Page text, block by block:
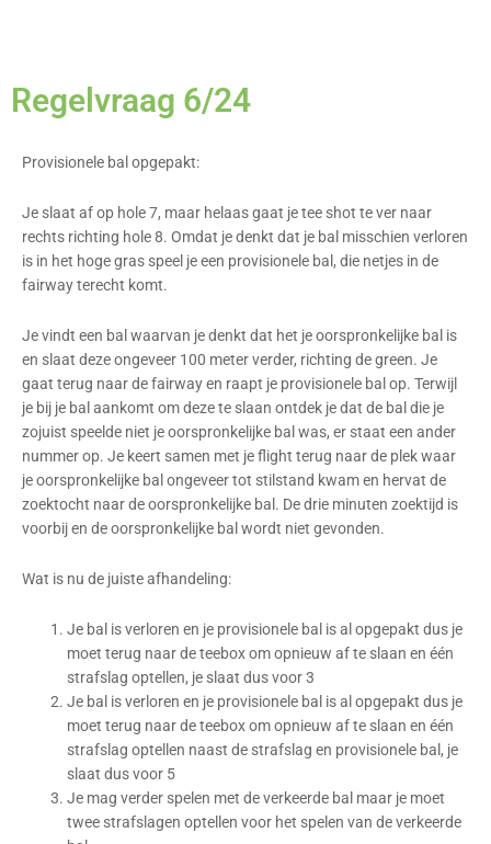
Regelvraag 6/24
Provisionele bal opgepakt:
Je slaat af op hole 7, maar helaas gaat je tee shot te ver naar
rechts richting hole 8. Omdat je denkt dat je bal misschien verloren
is in het hoge gras speel je een provisionele bal, die netjes in de
fairway terecht komt.
Je vindt een bal waarvan je denkt dat het je oorspronkelijke bal is
en slaat deze ongeveer 100 meter verder, richting de green. Je
gaat terug naar de fairway en raapt je provisionele bal op. Terwijl
je bij je bal aankomt om deze te slaan ontdek je dat de bal die je
zojuist speelde niet je oorspronkelijke bal was, er staat een ander
nummer op. Je keert samen met je flight terug naar de plek waar
je oorspronkelijke bal ongeveer tot stilstand kwam en hervat de
zoektocht naar de oorspronkelijke bal. De drie minuten zoektijd is
voorbij en de oorspronkelijke bal wordt niet gevonden.
Wat is nu de juiste afhandeling:
Je bal is verloren en je provisionele bal is al opgepakt dus je
moet terug naar de teebox om opnieuw af te slaan en één
strafslag optellen, je slaat dus voor 3
Je bal is verloren en je provisionele bal is al opgepakt dus je
moet terug naar de teebox om opnieuw af te slaan en één
strafslag optellen naast de strafslag en provisionele bal, je
slaat dus voor 5
Je mag verder spelen met de verkeerde bal maar je moet
twee strafslagen optellen voor het spelen van de verkeerde